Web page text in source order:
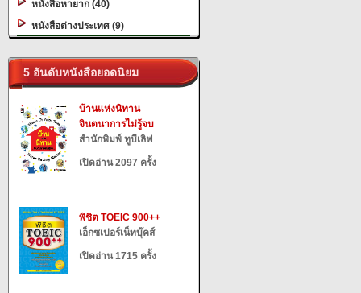
หนังสือหายาก (40)
หนังสือต่างประเทศ (9)
5 อันดับหนังสือยอดนิยม
บ้านแห่งนิทาน
จินตนาการไม่รู้จบ
สำนักพิมพ์ ทูบีเลิฟ
เปิดอ่าน 2097 ครั้ง
พิชิต TOEIC 900++
เอ็กซเปอร์เน็ทบุ๊คส์
เปิดอ่าน 1715 ครั้ง